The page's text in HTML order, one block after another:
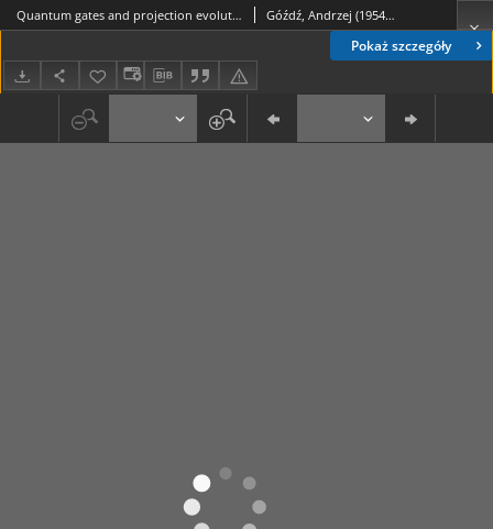
Pokaż szczegóły
Quantum gates and projection evolution Góźdź, Andrzej (1954- ); Pietrow, Marek